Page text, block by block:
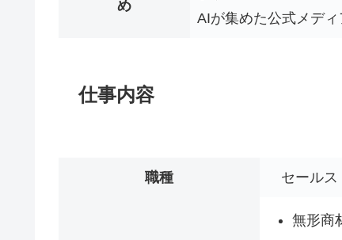
め
AIが集めた公式メデ
仕事内容
職種 セールス
無形商